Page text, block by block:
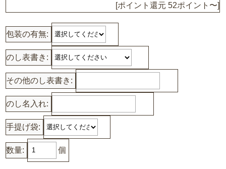
[ポイント還元 52ポイント〜]
包装の有無:
のし表書き:
その他のし表書き:
のし名入れ:
手提げ袋:
数量: 個